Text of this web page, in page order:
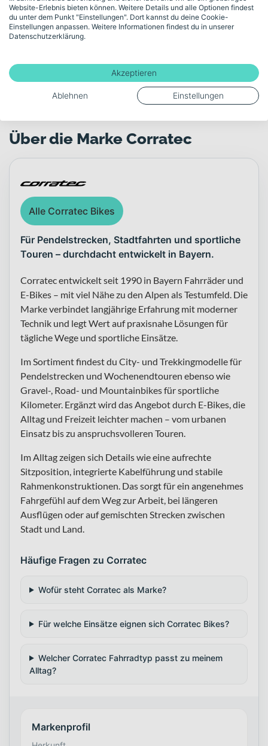
Akku-Kapazität (Wh)
400
Mehr anzeigen
Über die Marke Corratec
Alle Corratec Bikes
Für Pendelstrecken, Stadtfahrten und sportliche
Touren – durchdacht entwickelt in Bayern.
Corratec entwickelt seit 1990 in Bayern Fahrräder und
E-Bikes – mit viel Nähe zu den Alpen als Testumfeld. Die
Marke verbindet langjährige Erfahrung mit moderner
Technik und legt Wert auf praxisnahe Lösungen für
tägliche Wege und sportliche Einsätze.
Im Sortiment findest du City- und Trekkingmodelle für
Pendelstrecken und Wochenendtouren ebenso wie
Gravel-, Road- und Mountainbikes für sportliche
Kilometer. Ergänzt wird das Angebot durch E-Bikes, die
Alltag und Freizeit leichter machen – vom urbanen
Einsatz bis zu anspruchsvolleren Touren.
Im Alltag zeigen sich Details wie eine aufrechte
Sitzposition, integrierte Kabelführung und stabile
Rahmenkonstruktionen. Das sorgt für ein angenehmes
Fahrgefühl auf dem Weg zur Arbeit, bei längeren
Ausflügen oder auf gemischten Strecken zwischen
Stadt und Land.
Häufige Fragen zu Corratec
Wofür steht Corratec als Marke?
Für welche Einsätze eignen sich Corratec Bikes?
Welcher Corratec Fahrradtyp passt zu meinem
Alltag?
Markenprofil
Website-Erlebnis bieten können. Weitere Details und alle Optionen findest
du unter dem Punkt "Einstellungen". Dort kannst du deine Cookie-
Einstellungen anpassen. Weitere Informationen findest du in unserer
Datenschutzerklärung.
Akzeptieren
Ablehnen Einstellungen